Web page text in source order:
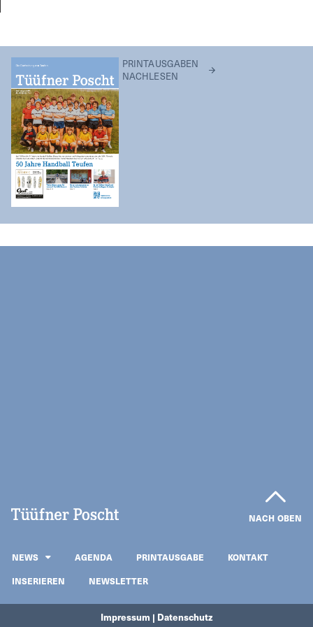
PRINTAUSGABEN
NACHLESEN
NACH OBEN
NEWS AGENDA PRINTAUSGABE
KONTAKT
INSERIEREN
NEWSLETTER
Impressum | Datenschutz